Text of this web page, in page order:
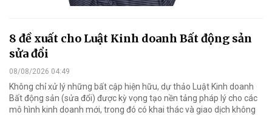
8 đề xuất cho Luật Kinh doanh Bất động sản
sửa đổi
08/08/2026 04:49
Không chỉ xử lý những bất cập hiện hữu, dự thảo Luật Kinh doanh
Bất động sản (sửa đổi) được kỳ vọng tạo nền tảng pháp lý cho các
mô hình kinh doanh mới, trong đó có khai thác và giao dịch không